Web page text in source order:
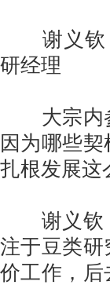
谢义钦 |
研经理
大宗内参
因为哪些
扎根发展这
谢义钦：
注于豆类
价工作，